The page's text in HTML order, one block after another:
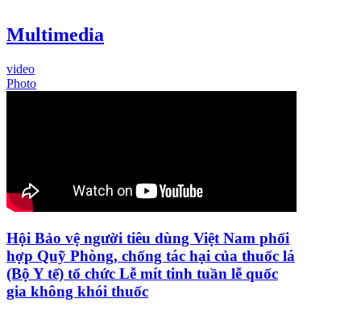
Multimedia
video
Photo
Hội Bảo vệ người tiêu dùng Việt Nam phối
hợp Quỹ Phòng, chống tác hại của thuốc lá
(Bộ Y tế) tổ chức Lễ mít tinh tuần lễ quốc
gia không khói thuốc